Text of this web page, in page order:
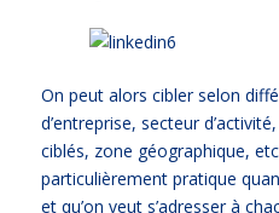
On peut alors cibler selon
d’entreprise, secteur
ciblés, zone géographique,
particulièrement pratique
et qu’on veut s’adresser à